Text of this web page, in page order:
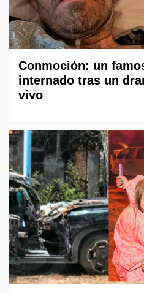
Conmoción: un
internado tras un
vivo